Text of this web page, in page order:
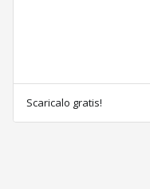
Scaricalo gratis!